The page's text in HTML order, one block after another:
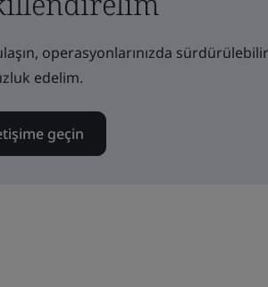
operasyonlarınızda
edelim.
geçin